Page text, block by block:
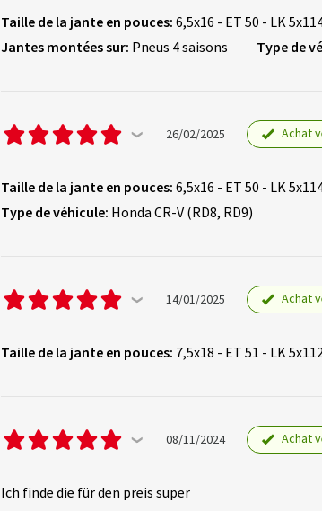
Taille de la jante en pouces:6,5x16 - ET 50 - LK
Jantes montées sur: Pneus 4 saisons Type de
26/02/2025 Achat
Taille de la jante en pouces:6,5x16 - ET 50 - LK
Type de véhicule: Honda CR-V (RD8, RD9)
14/01/2025 Achat
Taille de la jante en pouces: 7,5x18 - ET 51 - LK
08/11/2024 Achat
Ich finde die für den preis super